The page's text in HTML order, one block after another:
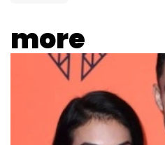
more